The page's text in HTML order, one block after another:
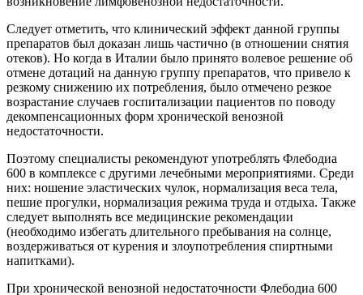
Следует отметить, что клинический эффект данной группы
препаратов был доказан лишь частично (в отношении снятия
отеков). Но когда в Италии было принято волевое решение об
отмене дотаций на данную группу препаратов, что привело к
резкому снижению их потребления, было отмечено резкое
возрастание случаев госпитализации пациентов по поводу
декомпенсационных форм хронической венозной
недостаточности.
Поэтому специалисты рекомендуют употреблять Флебодиа
600 в комплексе с другими лечебными мероприятиями. Среди
них: ношение эластических чулок, нормализация веса тела,
пешие прогулки, нормализация режима труда и отдыха. Также
следует выполнять все медицинские рекомендации
(необходимо избегать длительного пребывания на солнце,
воздерживаться от курения и злоупотребления спиртными
напитками).
При хронической венозной недостаточности Флебодиа 600